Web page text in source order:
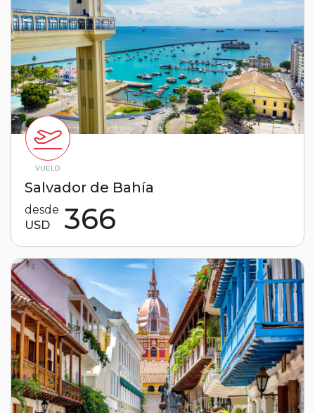
VUELO
Salvador de Bahía
desde
USD
366